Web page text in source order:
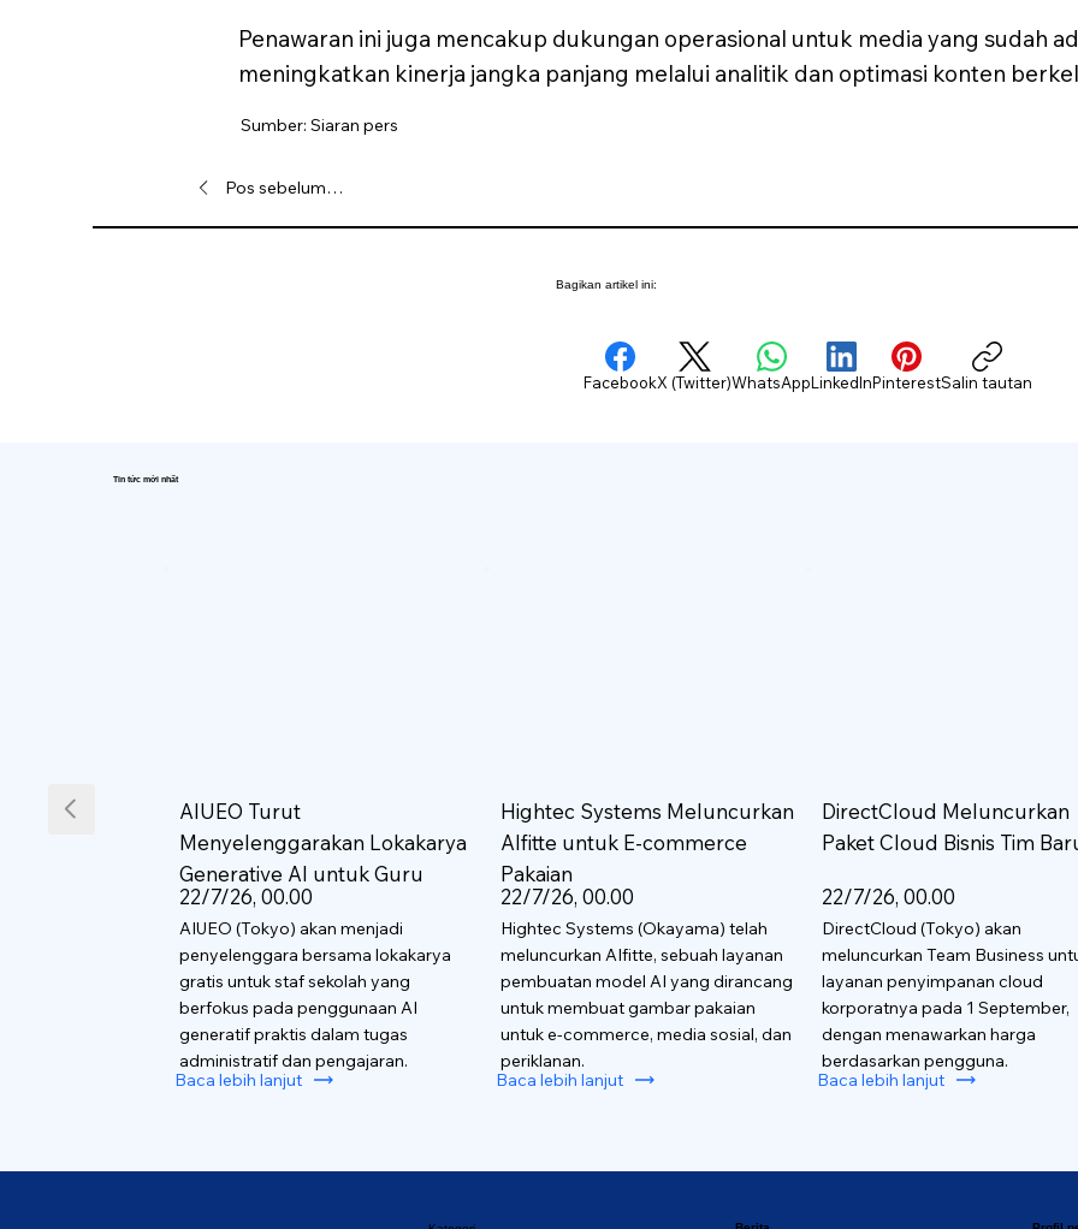
Penawaran ini juga mencakup dukungan operasional untuk media yang sudah
meningkatkan kinerja jangka panjang melalui analitik dan optimasi konten
Sumber: Siaran pers
Pos sebelumnya
Bagikan artikel ini:
FacebookX (Twitter)WhatsAppLinkedInPinterestSalin tautan
Tin tức mới nhất
AIUEO Turut
Menyelenggarakan Lokakarya
Generative AI untuk Guru
22/7/26, 00.00
AIUEO (Tokyo) akan menjadi
penyelenggara bersama lokakarya
gratis untuk staf sekolah yang
berfokus pada penggunaan AI
generatif praktis dalam tugas
administratif dan pengajaran.
Baca lebih lanjut
Hightec Systems Meluncurkan
AIfitte untuk E-commerce
Pakaian
22/7/26, 00.00
Hightec Systems (Okayama) telah
meluncurkan AIfitte, sebuah layanan
pembuatan model AI yang dirancang
untuk membuat gambar pakaian
untuk e-commerce, media sosial, dan
periklanan.
Baca lebih lanjut
DirectCloud Meluncurkan
Paket Cloud Bisnis Tim
22/7/26, 00.00
DirectCloud (Tokyo) akan
meluncurkan Team Business
layanan penyimpanan cloud
korporatnya pada 1 September,
dengan menawarkan harga
berdasarkan pengguna.
Baca lebih lanjut